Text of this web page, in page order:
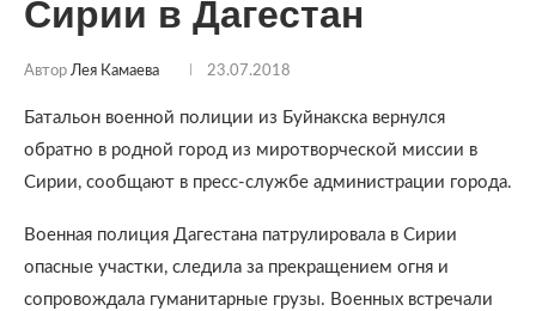
Сирии в Дагестан
Автор Лея Камаева 23.07.2018
Батальон военной полиции из Буйнакска вернулся
обратно в родной город из миротворческой миссии в
Сирии, сообщают в пресс-службе администрации города.
Военная полиция Дагестана патрулировала в Сирии
опасные участки, следила за прекращением огня и
сопровождала гуманитарные грузы. Военных встречали